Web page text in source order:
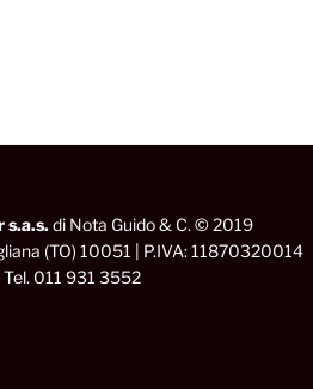
s.a.s.di Nota Guido & C. © 2019
(TO) 10051 | P.IVA: 11870320014
Tel. 011 931 3552